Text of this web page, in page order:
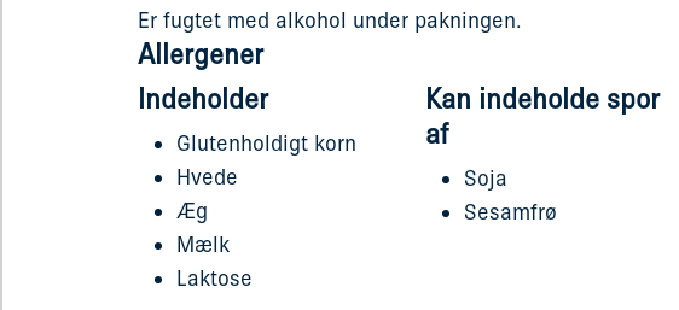
Er fugtet med alkohol under pakningen.
Allergener
Indeholder
Glutenholdigt korn
Hvede
Æg
Mælk
Laktose
Kan indeholde spor
af
Soja
Sesamfrø